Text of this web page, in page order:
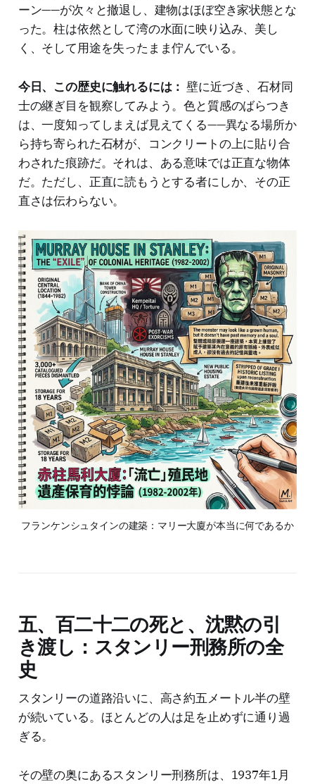
ーン——が次々と撤退し、建物はほぼ空き家状態とな
った。柱は依然として湾の水面に映り込み、美し
く、そして用途を失ったまま佇んでいる。
今日、この歴史に触れるには： 壁に近づき、石材同
士の継ぎ目を観察してみよう。色と質感のばらつき
は、一度知ってしまえば見えてくる——異なる場所か
ら持ち寄られた石材が、コンクリートの上に貼り合
わされた痕跡だ。それは、ある意味では正直な物体
だ。ただし、正直に読もうとする者にしか、その正
直さは伝わらない。
フランケンシュタインの建築：マリー大廈が本当に何であるか
五、百二十二の死と、沈黙の引
き渡し：スタンリー刑務所の全
史
スタンリーの道路沿いに、高さ約五メートル半の壁
が続いている。ほとんどの人は足を止めずに通り過
ぎる。
その壁の奥にあるスタンリー刑務所は、1937年1月